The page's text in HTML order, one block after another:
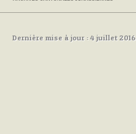
Dernière mise à jour : 4 juillet 2016